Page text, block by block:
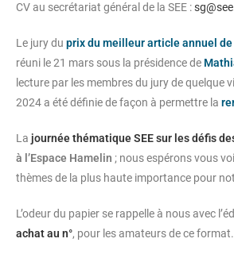
CV au secrétariat général de la SEE :
Le jury du prix du meilleur article annuel de
réuni le 21 mars sous la présidence de
lecture par les membres du jury de quelque
2024 a été définie de façon à permettre la
La journée thématique SEE sur les défis
à l’Espace Hamelin ; nous espérons vous
thèmes de la plus haute importance pour
L’odeur du papier se rappelle à nous avec
achat au n°, pour les amateurs de ce format.